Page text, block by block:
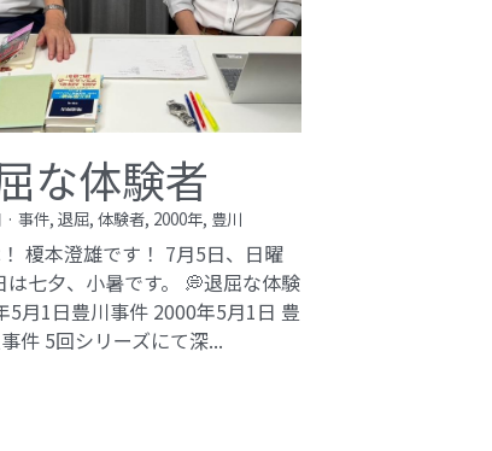
な体験者
· 事件, 退屈, 体験者, 2000年, 豊川
榎本澄雄です！ 7月5日、日曜
は七夕、小暑です。 💭退屈な体験
5月1日豊川事件​ 2000年5月1日 豊
件 5回シリーズにて深...